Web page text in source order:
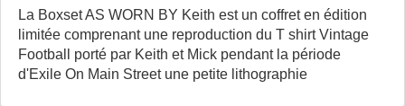
La Boxset AS WORN BY Keith est un coffret en édition
limitée comprenant une reproduction du T shirt Vintage
Football porté par Keith et Mick pendant la période
d'Exile On Main Street une petite lithographie